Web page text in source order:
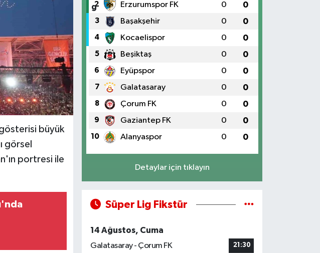
büyük
görsel
portresi ile
2 Erzurumspor FK 0 0
3 Başakşehir 0 0
4 Kocaelispor 0 0
5 Beşiktaş 0 0
6 Eyüpspor 0 0
7 Galatasaray 0 0
8 Çorum FK 0 0
9 Gaziantep FK 0 0
10 Alanyaspor 0 0
Detaylar için tıklayın
Süper Lig Fikstür
14 Ağustos, Cuma
Galatasaray - Çorum FK
21:30